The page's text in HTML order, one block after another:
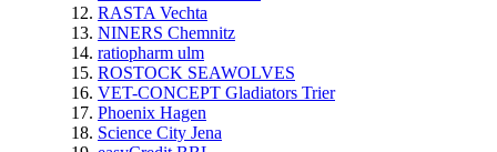
RASTA Vechta
NINERS Chemnitz
ratiopharm ulm
ROSTOCK SEAWOLVES
VET-CONCEPT Gladiators Trier
Phoenix Hagen
Science City Jena